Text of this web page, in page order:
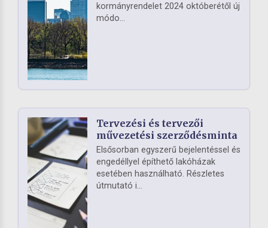
kormányrendelet 2024 októberétől új
módo...
Tervezési és tervezői
művezetési szerződésminta
Elsősorban egyszerű bejelentéssel és
engedéllyel építhető lakóházak
esetében használható. Részletes
útmutató i...